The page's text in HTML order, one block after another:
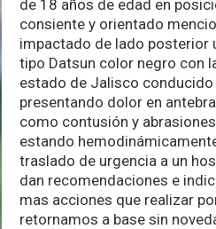
de 18 años de edad en
consiente y orientado
impactado de lado posterior
tipo Datsun color negro con
estado de Jalisco conducido
presentando dolor en
como contusión y
estando
traslado de urgencia a un
dan recomendaciones e
mas acciones que realizar
retornamos a base sin